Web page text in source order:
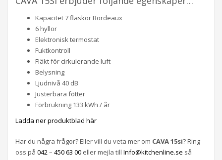
Kapacitet 7 flaskor Bordeaux
6 hyllor
Elektronisk termostat
Fuktkontroll
Fläkt för cirkulerande luft
Belysning
Ljudnivå 40 dB
Justerbara fötter
Förbrukning 133 kWh / år
Ladda ner produktblad här
Har du några frågor? Eller vill du veta mer om CAVA 15si? Ring
oss på 042 – 450 63 00 eller mejla till Info@kitchenline.se så